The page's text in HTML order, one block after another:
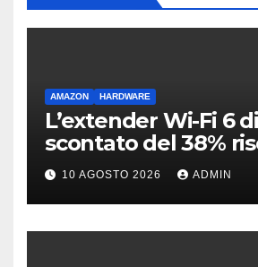
AMAZON HARDWARE
L’extender Wi-Fi 6
scontato del 38%
problema delle
10 AGOSTO 2026 ADMIN